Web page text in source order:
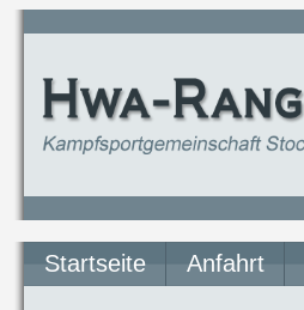
Startseite Anfahrt